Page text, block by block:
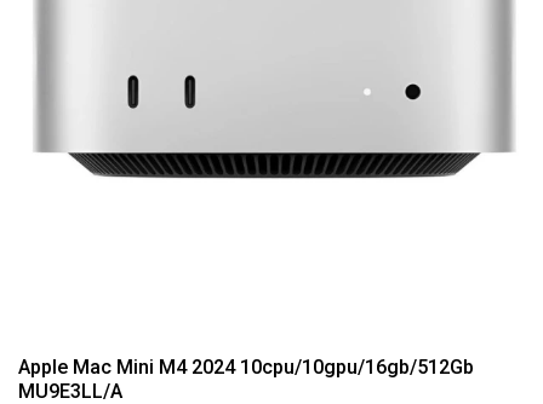
Apple Mac Mini M4 2024 10cpu/10gpu/16gb/512Gb
MU9E3LL/A